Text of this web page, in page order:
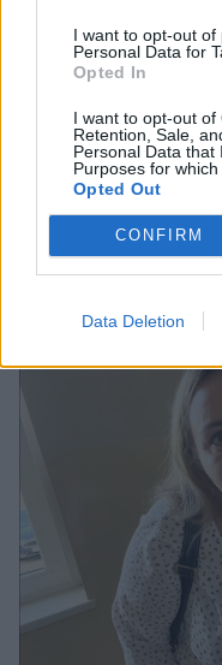
I want to opt-out of
Personal Data for
Opted In
I want to opt-out of
Retention, Sale,
Personal Data that
Purposes for which
Opted Out
CONFIRM
Data Deletion
ir šilta. Ją vertino
pacientai – dėl
bendrauti,
šviesaus
jos šeimai.“